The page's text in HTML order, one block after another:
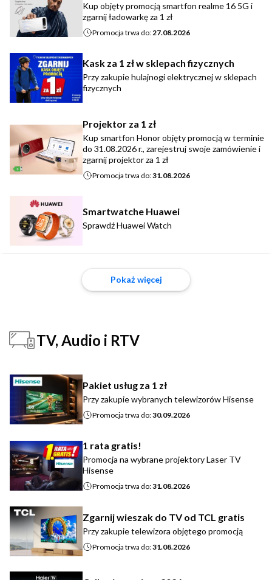
Kup objęty promocją smartfon realme 16 5G i
zgarnij ładowarkę za 1 zł
Promocja trwa do:27.08.2026
Kask za 1 zł w sklepach fizycznych
Przy zakupie hulajnogi elektrycznej w sklepach
fizycznych
Projektor za 1 zł
Kup smartfon Honor objęty promocją w terminie
do 31.08.2026 r., zarejestruj swoje zamówienie i
zgarnij projektor za 1 zł
Promocja trwa do:31.08.2026
Smartwatche Huawei
Sprawdź Huawei Watch
Pokaż więcej
TV, Audio i RTV
Pakiet usług za 1 zł
Przy zakupie wybranych telewizorów Hisense
Promocja trwa do:30.09.2026
1 rata gratis!
Promocja na wybrane projektory Laser TV
Hisense
Promocja trwa do:31.08.2026
Zgarnij wieszak do TV od TCL gratis
Przy zakupie telewizora objętego promocją
Promocja trwa do:31.08.2026